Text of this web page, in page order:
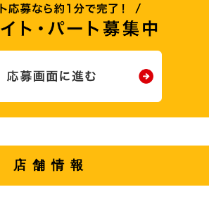
店舗情報